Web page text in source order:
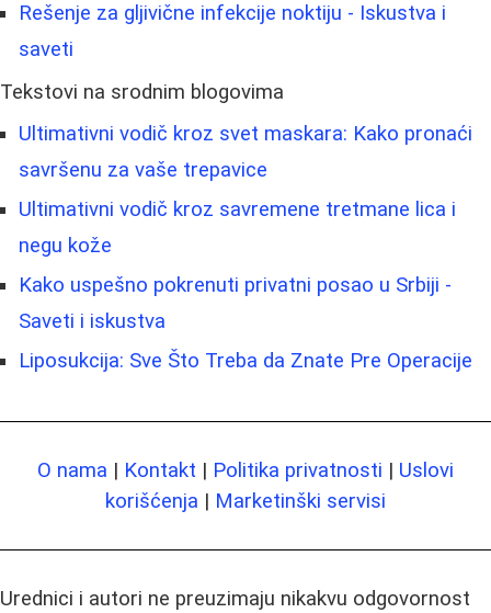
Rešenje za gljivične infekcije noktiju - Iskustva i
saveti
Tekstovi na srodnim blogovima
Ultimativni vodič kroz svet maskara: Kako pronaći
savršenu za vaše trepavice
Ultimativni vodič kroz savremene tretmane lica i
negu kože
Kako uspešno pokrenuti privatni posao u Srbiji -
Saveti i iskustva
Liposukcija: Sve Što Treba da Znate Pre Operacije
O nama | Kontakt | Politika privatnosti | Uslovi
korišćenja | Marketinški servisi
Urednici i autori ne preuzimaju nikakvu odgovornost